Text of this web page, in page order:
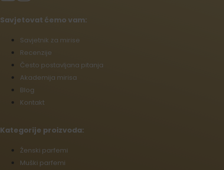
Savjetovat ćemo vam:
Savjetnik za mirise
Recenzije
Često postavljana pitanja
Akademija mirisa
Blog
Kontakt
Kategorije proizvoda:
Źenski parfemi
Muški parfemi